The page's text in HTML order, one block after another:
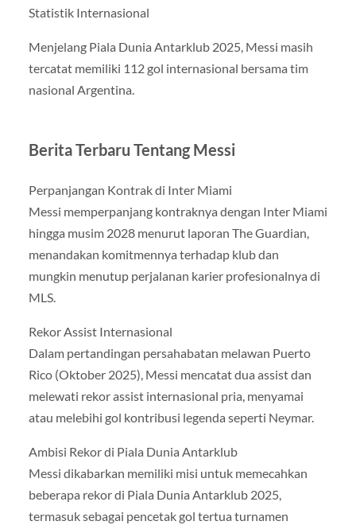
Statistik Internasional
Menjelang Piala Dunia Antarklub 2025, Messi masih
tercatat memiliki 112 gol internasional bersama tim
nasional Argentina.
Berita Terbaru Tentang Messi
Perpanjangan Kontrak di Inter Miami
Messi memperpanjang kontraknya dengan Inter Miami
hingga musim 2028 menurut laporan The Guardian,
menandakan komitmennya terhadap klub dan
mungkin menutup perjalanan karier profesionalnya di
MLS.
Rekor Assist Internasional
Dalam pertandingan persahabatan melawan Puerto
Rico (Oktober 2025), Messi mencatat dua assist dan
melewati rekor assist internasional pria, menyamai
atau melebihi gol kontribusi legenda seperti Neymar.
Ambisi Rekor di Piala Dunia Antarklub
Messi dikabarkan memiliki misi untuk memecahkan
beberapa rekor di Piala Dunia Antarklub 2025,
termasuk sebagai pencetak gol tertua turnamen